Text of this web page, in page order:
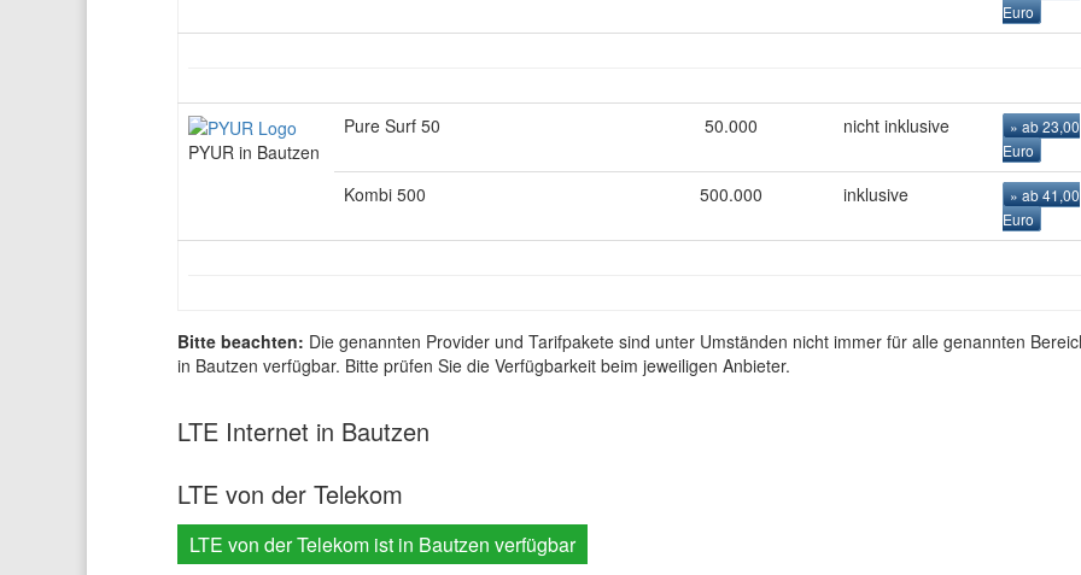
Euro
PYUR in Bautzen
Pure Surf 50 50.000 nicht inklusive
» ab 23,00
Euro
Kombi 500 500.000 inklusive
» ab 41,00
Euro
Bitte beachten: Die genannten Provider und Tarifpakete sind unter Umständen nicht immer für alle genannten
in Bautzen verfügbar. Bitte prüfen Sie die Verfügbarkeit beim jeweiligen Anbieter.
LTE Internet in Bautzen
LTE von der Telekom
LTE von der Telekom ist in Bautzen verfügbar